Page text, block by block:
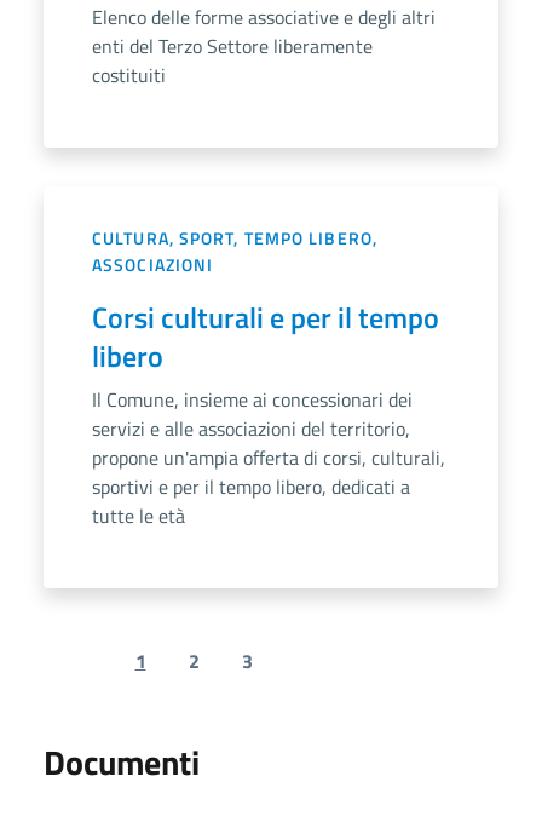
Elenco delle forme associative e degli altri
enti del Terzo Settore liberamente
costituiti
CULTURA, SPORT, TEMPO LIBERO,
ASSOCIAZIONI
Corsi culturali e per il tempo
libero
Il Comune, insieme ai concessionari dei
servizi e alle associazioni del territorio,
propone un'ampia offerta di corsi, culturali,
sportivi e per il tempo libero, dedicati a
tutte le età
Previous page
1 2 3
Documenti